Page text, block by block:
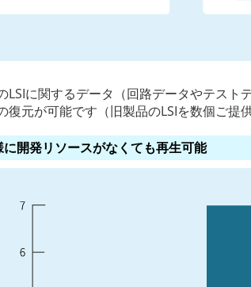
LSIに関するデータ（回路データやテスト
復元が可能です（旧製品のLSIを数個ご提
開発リソースがなくても再生可能